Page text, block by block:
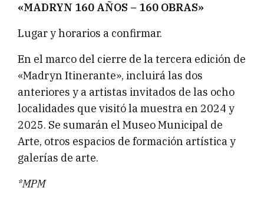
«MADRYN 160 AÑOS – 160 OBRAS»
Lugar y horarios a confirmar.
En el marco del cierre de la tercera edición de
«Madryn Itinerante», incluirá las dos
anteriores y a artistas invitados de las ocho
localidades que visitó la muestra en 2024 y
2025. Se sumarán el Museo Municipal de
Arte, otros espacios de formación artística y
galerías de arte.
*MPM